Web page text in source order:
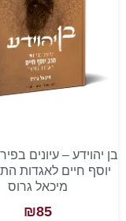
בן יהוידע – עיונים
יוסף חיים לאגדות
מיכאל גרוס
₪85